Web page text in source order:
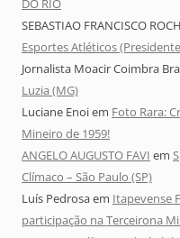
DO RIO
SEBASTIAO FRANCISCO
Esportes Atléticos
Jornalista Moacir Coimbra
Luzia (MG)
Luciane Enoiem Foto Rara:
Mineiro de 1959!
ANGELO AUGUSTO FAVI em
Clímaco – São Paulo (SP)
Luís Pedrosaem Itapevense
participação na Terceirona